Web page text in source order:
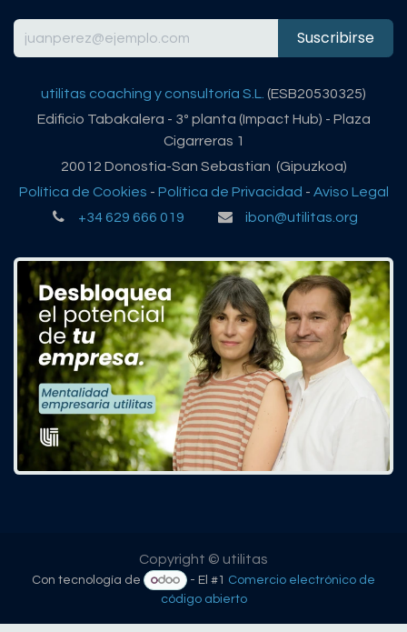
Suscribirse
utilitas coaching y consultoría S.L. (ESB20530325)
Edificio Tabakalera - 3º planta (Impact Hub) - Plaza
Cigarreras 1
20012 Donostia-San Sebastian (Gipuzkoa)
Política de Cookies - Política de Privacidad - Aviso Legal
+34 629 666 019
ibon@utilitas.org
Copyright © utilitas
Con tecnología de - El #1 Comercio electrónico de
código abierto